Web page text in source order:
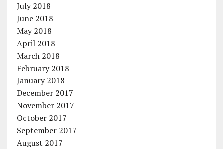
July 2018
June 2018
May 2018
April 2018
March 2018
February 2018
January 2018
December 2017
November 2017
October 2017
September 2017
August 2017